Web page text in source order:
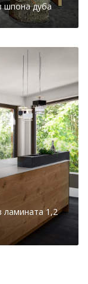
шпона дуба
ламината 1,2